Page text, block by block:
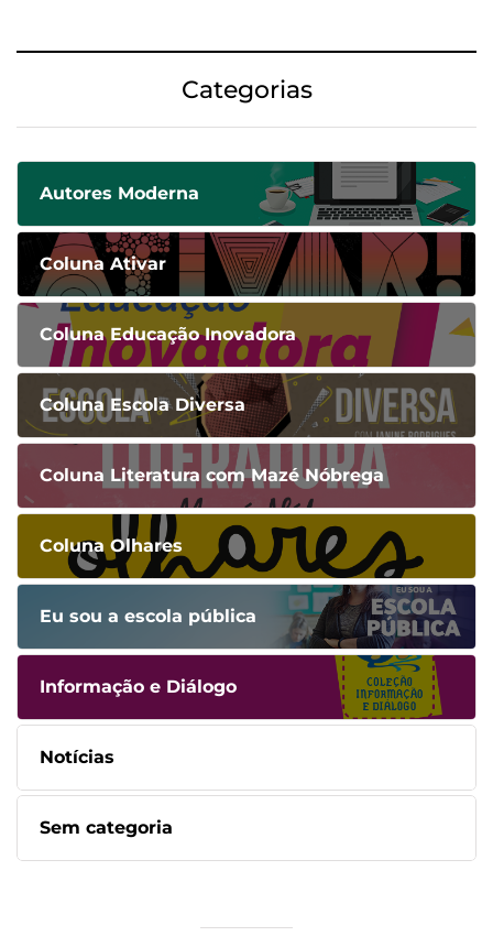
Categorias
Autores Moderna
Coluna Ativar
Coluna Educação Inovadora
Coluna Escola Diversa
Coluna Literatura com Mazé Nóbrega
Coluna Olhares
Eu sou a escola pública
Informação e Diálogo
Notícias
Sem categoria